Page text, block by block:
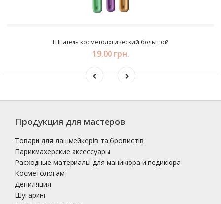
Шпатель косметологический большой
19.00 грн.
Продукция для мастеров
Товари для лашмейкерів та бровистів
Парикмахерские аксессуары
Расходные материалы для маникюра и педикюра
Косметологам
Депиляция
Шугаринг